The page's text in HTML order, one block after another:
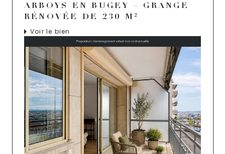
ARBOYS EN BUGEY – GRANGE
RÉNOVÉE DE 230 M²
Voir le bien